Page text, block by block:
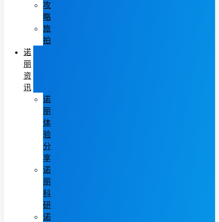
攻
略
旅
拍
诺
丽
资
讯
诺
丽
体
验
分
享
诺
丽
科
研
诺